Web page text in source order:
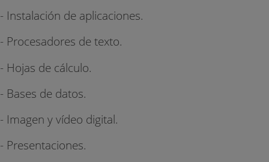
- Instalación de aplicaciones.
- Procesadores de texto.
- Hojas de cálculo.
- Bases de datos.
- Imagen y vídeo digital.
- Presentaciones.